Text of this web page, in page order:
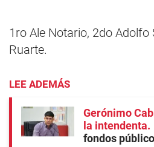
1ro Ale Notario, 2do Adolfo
Ruarte.
LEE ADEMÁS
Gerónimo
la intendenta
fondos